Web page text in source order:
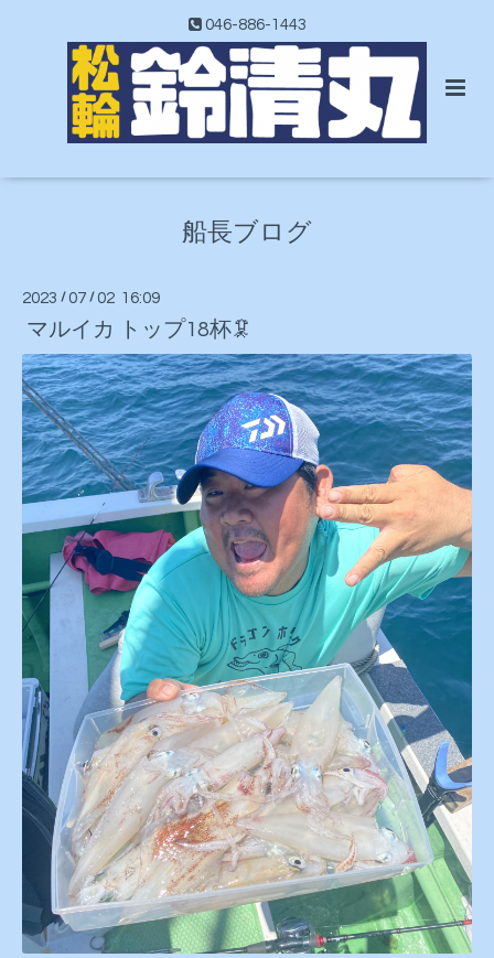
046-886-1443
船長ブログ
2023 / 07 / 02 16:09
マルイカ トップ18杯🦑